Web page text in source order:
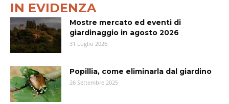
IN EVIDENZA
Mostre mercato ed eventi di
giardinaggio in agosto 2026
31 Luglio 2026
Popillia, come eliminarla dal giardino
26 Settembre 2025